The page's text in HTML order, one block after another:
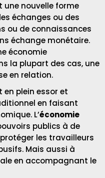
une nouvelle forme
échanges ou des
ou de connaissances
échange monétaire.
économie
la plupart des cas, une
en relation.
en plein essor et
en faisant
L’économie
publics à de
les travailleurs
Mais aussi à
en accompagnant le